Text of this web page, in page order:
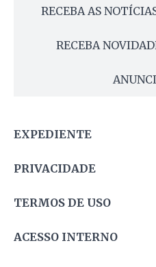
RECEBA AS
RECEBA
EXPEDIENTE
PRIVACIDADE
TERMOS DE USO
ACESSO INTERNO